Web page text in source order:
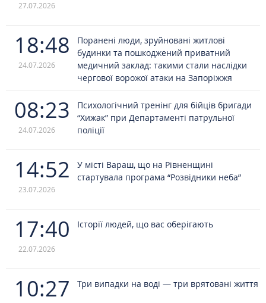
27.07.2026
18:48
24.07.2026
Поранені люди, зруйновані житлові
будинки та пошкоджений приватний
медичний заклад: такими стали наслідки
чергової ворожої атаки на Запоріжжя
08:23
24.07.2026
Психологічний тренінг для бійців бригади
“Хижак” при Департаменті патрульної
поліції
14:52
23.07.2026
У місті Вараш, що на Рівненщині
стартувала програма “Розвідники неба”
17:40
22.07.2026
Історії людей, що вас оберігають
10:27 Три випадки на воді — три врятовані життя